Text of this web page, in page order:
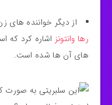
از دیگر خواننده های
رها وانتونز اشاره کرد که
های آن ها شده است.